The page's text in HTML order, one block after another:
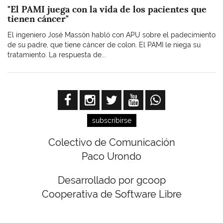
"El PAMI juega con la vida de los pacientes que
tienen cáncer"
El ingeniero José Massón habló con APU sobre el padecimiento
de su padre, que tiene cáncer de colon. El PAMI le niega su
tratamiento. La respuesta de...
subscribirse
Colectivo de Comunicación
Paco Urondo
Desarrollado por gcoop
Cooperativa de Software Libre